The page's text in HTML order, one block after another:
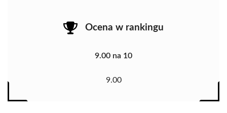
Ocena w rankingu
9.00 na 10
9.00